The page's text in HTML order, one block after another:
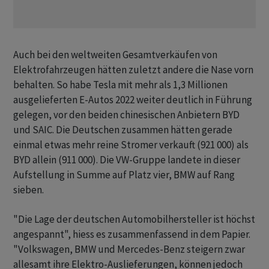
Auch bei den weltweiten Gesamtverkäufen von
Elektrofahrzeugen hätten zuletzt andere die Nase vorn
behalten. So habe Tesla mit mehr als 1,3 Millionen
ausgelieferten E-Autos 2022 weiter deutlich in Führung
gelegen, vor den beiden chinesischen Anbietern BYD
und SAIC. Die Deutschen zusammen hätten gerade
einmal etwas mehr reine Stromer verkauft (921 000) als
BYD allein (911 000). Die VW-Gruppe landete in dieser
Aufstellung in Summe auf Platz vier, BMW auf Rang
sieben.
"Die Lage der deutschen Automobilhersteller ist höchst
angespannt", hiess es zusammenfassend in dem Papier.
"Volkswagen, BMW und Mercedes-Benz steigern zwar
allesamt ihre Elektro-Auslieferungen, können jedoch